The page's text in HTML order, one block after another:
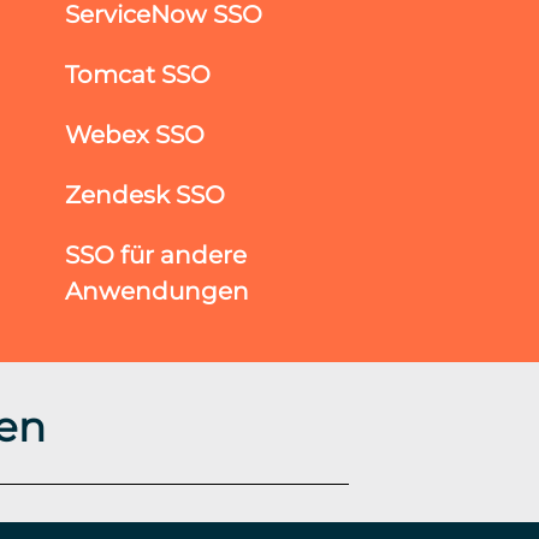
ServiceNow SSO
Tomcat SSO
Webex SSO
Zendesk SSO
SSO für andere
Anwendungen